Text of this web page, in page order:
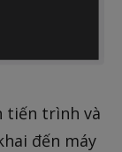
tiến trình và
đến máy